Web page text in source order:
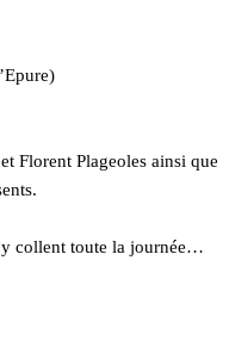
Florent Plageoles ainsi que
collent toute la journée…